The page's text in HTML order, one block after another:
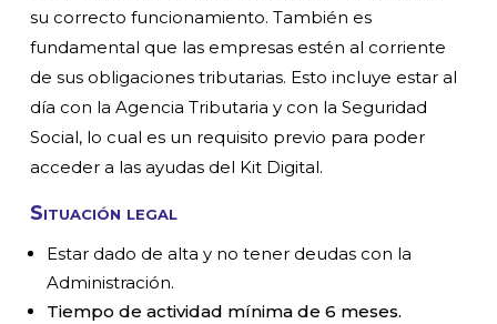
su correcto funcionamiento. También es
fundamental que las empresas estén al corriente
de sus obligaciones tributarias. Esto incluye estar al
día con la Agencia Tributaria y con la Seguridad
Social, lo cual es un requisito previo para poder
acceder a las ayudas del Kit Digital.
Situación legal
Estar dado de alta y no tener deudas con la
Administración.
Tiempo de actividad mínima de 6 meses.